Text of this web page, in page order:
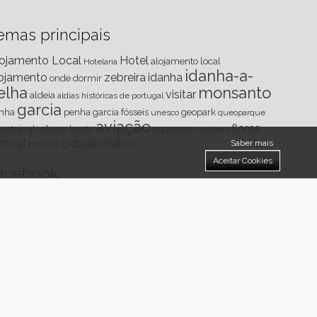
Saber mais
Aceitar Cookies
principais
Local Hotelaria Hotel alojamento local
onde dormir zebreiraidanha idanha-a-
aldeia aldias históricas de portugal visitar monsanto
garcia penha garcia fósseis unesco geopark queoparque
alcafozes loreto aviação espargos criadilhas flores